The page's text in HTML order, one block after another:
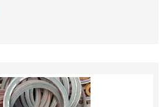
售中，還是平焊產品的比例占得多。
口徑法蘭的結構和使用的范圍不同，